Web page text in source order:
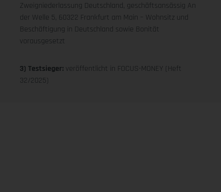
Zweigniederlassung Deutschland, geschäftsansässig An
der Welle 5, 60322 Frankfurt am Main – Wohnsitz und
Beschäftigung in Deutschland sowie Bonität
vorausgesetzt
3) Testsieger: veröffentlicht in FOCUS-MONEY (Heft
32/2025)